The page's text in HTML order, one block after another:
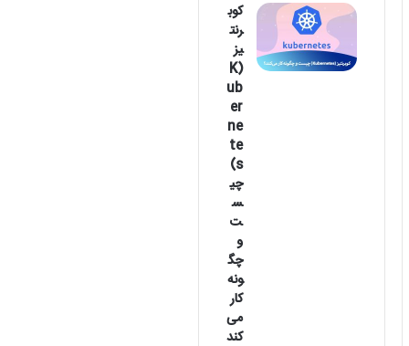
کوب
رنت
یز
(K
ub
er
ne
te
s)
چی
س
ت
و
چگ
ونه
کار
می‌
کند